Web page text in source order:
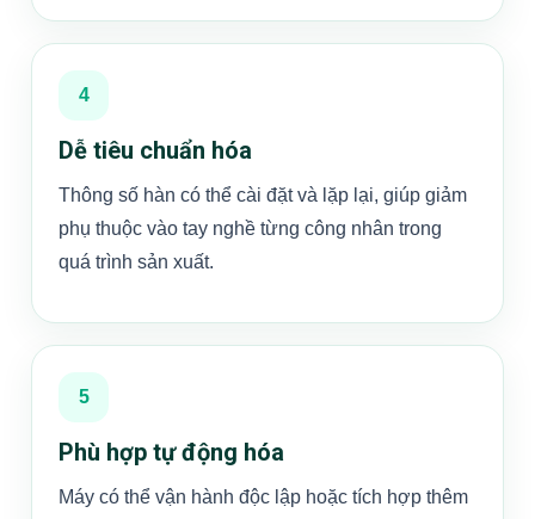
4
Dễ tiêu chuẩn hóa
Thông số hàn có thể cài đặt và lặp lại, giúp giảm
phụ thuộc vào tay nghề từng công nhân trong
quá trình sản xuất.
5
Phù hợp tự động hóa
Máy có thể vận hành độc lập hoặc tích hợp thêm